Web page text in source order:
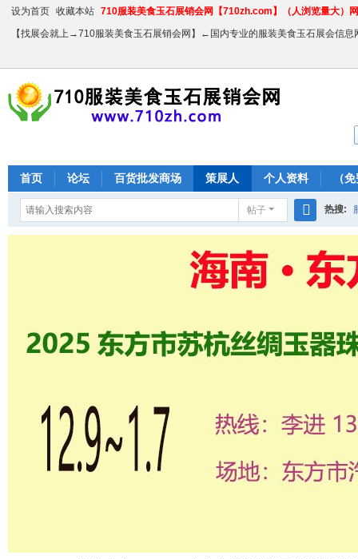
设为首页 收藏本站 710服装美食玉石展销会网【710zh.com】（人浏览量大）
【找展会就上→710服装美食玉石展销会网】←国内专业的服装美食玉石展会信息
首页 论坛 百货批发商场 策展人 个人资料 （
帖子
搜
索
热搜: